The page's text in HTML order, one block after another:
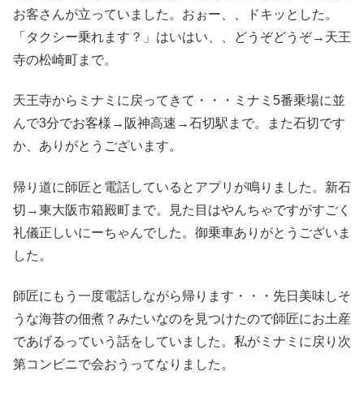
お客さんが立っていました。おぉー、、ドキッとした。
「タクシー乗れます？」はいはい、、どうぞどうぞ→天王
寺の松崎町まで。
天王寺からミナミに戻ってきて・・・ミナミ5番乗場に並
んで3分でお客様→阪神高速→石切駅まで。また石切です
か、ありがとうございます。
帰り道に師匠と電話しているとアプリが鳴りました。新石
切→東大阪市箱殿町まで。見た目はやんちゃですがすごく
礼儀正しいにーちゃんでした。御乗車ありがとうございま
した。
師匠にもう一度電話しながら帰ります・・・先日美味しそ
うな海苔の佃煮？みたいなのを見つけたので師匠にお土産
であげるっていう話をしていました。私がミナミに戻り次
第コンビニで会おうってなりました。